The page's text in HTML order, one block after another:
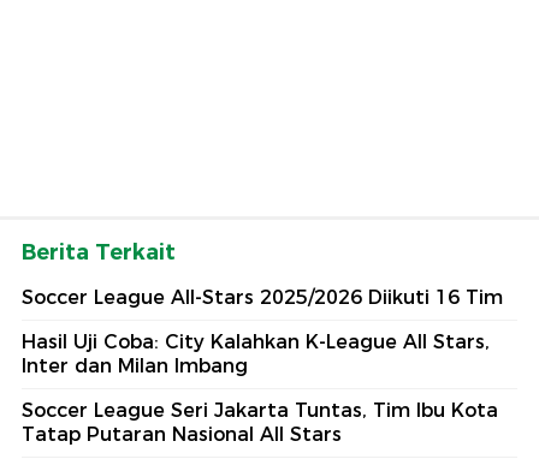
Berita Terkait
Soccer League All-Stars 2025/2026 Diikuti 16 Tim
Hasil Uji Coba: City Kalahkan K-League All Stars,
Inter dan Milan Imbang
Soccer League Seri Jakarta Tuntas, Tim Ibu Kota
Tatap Putaran Nasional All Stars